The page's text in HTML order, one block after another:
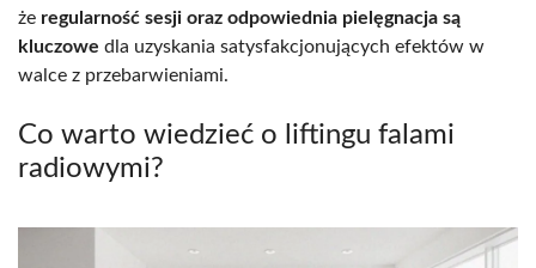
że regularność sesji oraz odpowiednia pielęgnacja są
kluczowe dla uzyskania satysfakcjonujących efektów w
walce z przebarwieniami.
Co warto wiedzieć o liftingu falami
radiowymi?